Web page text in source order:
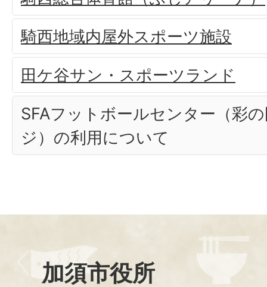
騎西地域内屋外スポーツ施設
田ケ谷サン・スポーツランド
SFAフットボールセンター（彩
ジ）の利用について
加須市役所